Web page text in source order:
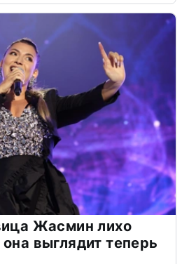
Жасмин лихо
выглядит теперь